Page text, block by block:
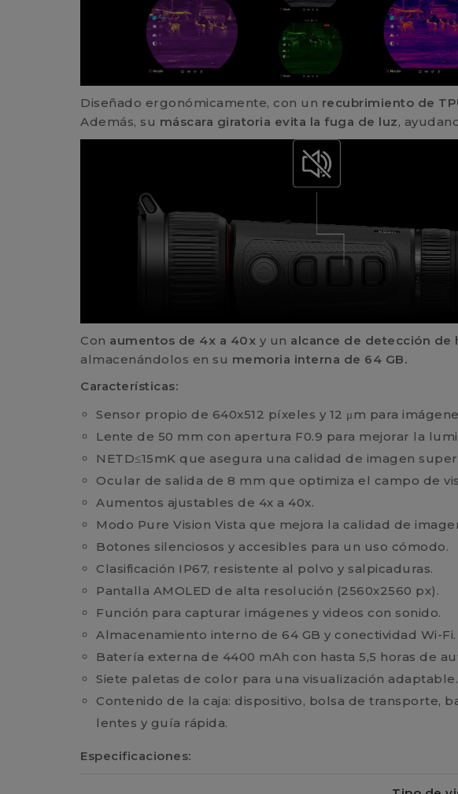
Diseñado ergonómicamente, con un recubrimiento de
Además, su máscara giratoria evita la fuga de luz,
Con aumentos de 4x a 40x y un alcance de detección de
almacenándolos en su memoria interna de 64 GB.
Características:
Sensor propio de 640x512 píxeles y 12 μm para
Lente de 50 mm con apertura F0.9 para mejorar la
NETD≤15mK que asegura una calidad de imagen
Ocular de salida de 8 mm que optimiza el campo de
Aumentos ajustables de 4x a 40x.
Modo Pure Vision Vista que mejora la calidad de
Botones silenciosos y accesibles para un uso cómodo.
Clasificación IP67, resistente al polvo y salpicaduras.
Pantalla AMOLED de alta resolución (2560x2560 px).
Función para capturar imágenes y videos con sonido.
Almacenamiento interno de 64 GB y conectividad Wi-Fi.
Batería externa de 4400 mAh con hasta 5,5 horas de
Siete paletas de color para una visualización adaptable.
Contenido de la caja: dispositivo, bolsa de transporte,
lentes y guía rápida.
Especificaciones: